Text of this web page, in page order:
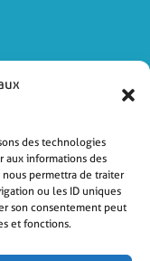
des technologies
aux informations des
permettra de traiter
ou les ID uniques
son consentement peut
et fonctions.